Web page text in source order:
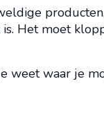
Het moet
weet waar je